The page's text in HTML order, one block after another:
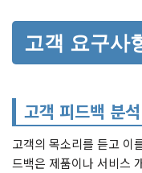
고객 요구사
고객 피드백 분
고객의 목소리를 듣고 이
드백은 제품이나 서비스